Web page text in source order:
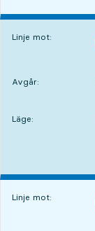
Linje mot:
Avgår:
Läge:
LÄGE,
,
Linje mot: